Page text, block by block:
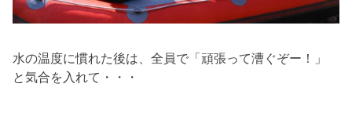
水の温度に慣れた後は、全員で「頑張って漕ぐぞー！」
と気合を入れて・・・